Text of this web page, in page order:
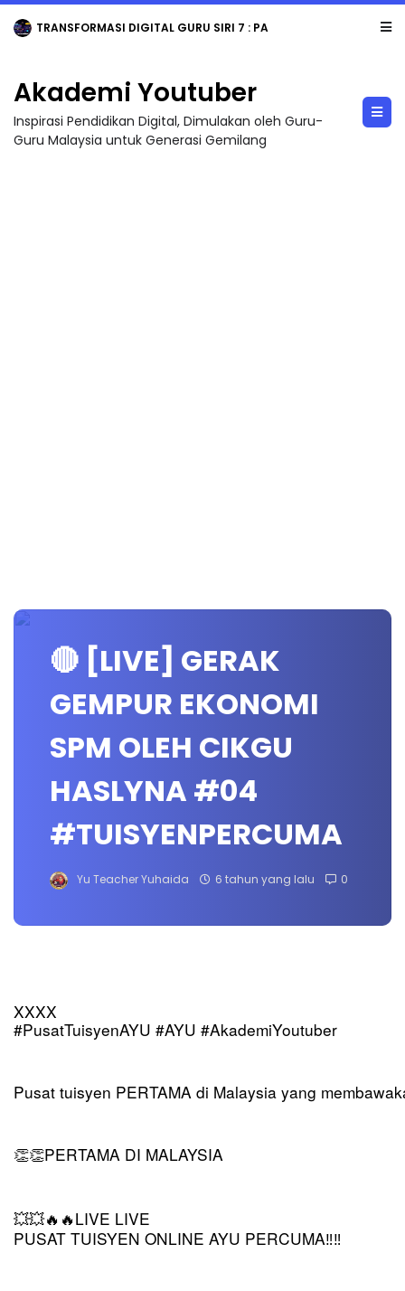
TRANSFORMASI DIGITAL GURU SIRI 7 : PAHLAWAN DIGITAL PENYELAMAT DUNIA
Akademi Youtuber
Inspirasi Pendidikan Digital, Dimulakan oleh Guru-
Guru Malaysia untuk Generasi Gemilang
🔴 [LIVE] GERAK
GEMPUR EKONOMI
SPM OLEH CIKGU
HASLYNA #04
#TUISYENPERCUMA
Yu Teacher Yuhaida 6 tahun yang lalu 0
XXXX
#PusatTuisyenAYU #AYU #AkademiYoutuber
Pusat tuisyen PERTAMA di Malaysia yang
👏👏PERTAMA DI MALAYSIA
💥💥🔥🔥 LIVE LIVE
PUSAT TUISYEN ONLINE AYU PERCUMA‼️‼️